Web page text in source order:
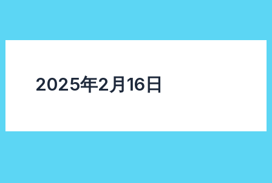
を
2025年2月16日